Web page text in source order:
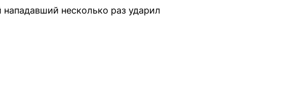
несколько раз ударил